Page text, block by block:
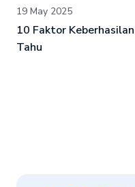
19 May 2025
10 Faktor
Tahu